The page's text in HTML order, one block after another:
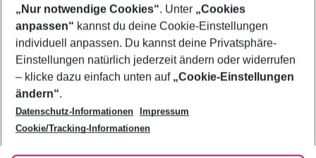
Footer
Footer navigation
Über uns
AGB
Bestpreisgarantie
Cookie-Einstellungen ändern
Cookie-Richtlinie
Agenturbetreuung
Barrierefreies Reisen
Folge uns
„Nur notwendige Cookies“. Unter „Cookies
anpassen“ kannst du deine Cookie-Einstellungen
individuell anpassen. Du kannst deine Privatsphäre-
Einstellungen natürlich jederzeit ändern oder widerrufen
– klicke dazu einfach unten auf „Cookie-Einstellungen
ändern“.
Datenschutz-Informationen
Impressum
Cookie/Tracking-Informationen